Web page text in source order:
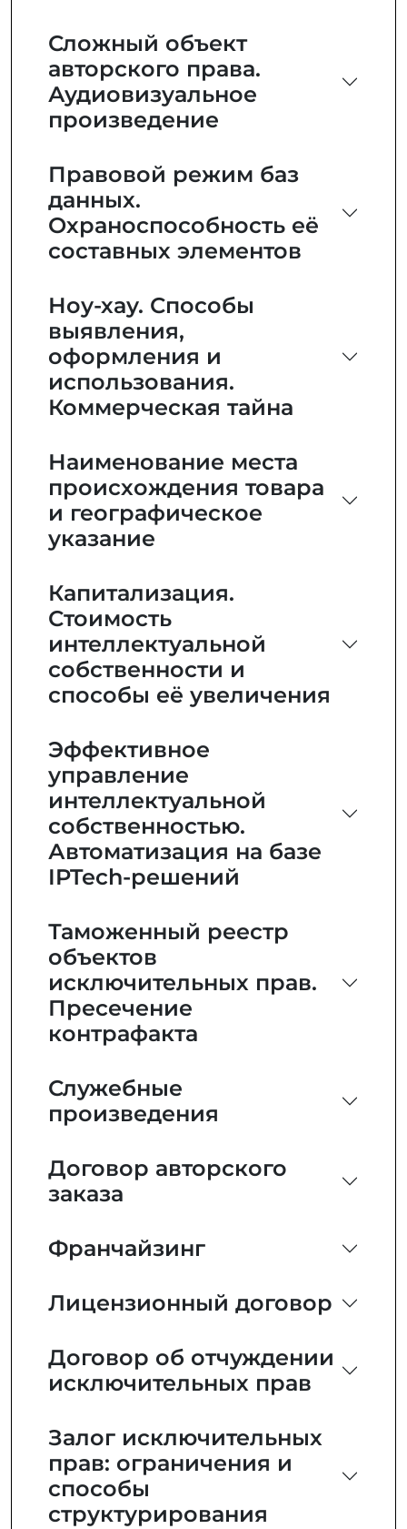
Сложный объект
авторского права.
Аудиовизуальное
произведение
Правовой режим баз
данных.
Охраноспособность её
составных элементов
Ноу-хау. Способы
выявления,
оформления и
использования.
Коммерческая тайна
Наименование места
происхождения товара
и географическое
указание
Капитализация.
Стоимость
интеллектуальной
собственности и
способы её увеличения
Эффективное
управление
интеллектуальной
собственностью.
Автоматизация на базе
IPTech-решений
Таможенный реестр
объектов
исключительных прав.
Пресечение
контрафакта
Служебные
произведения
Договор авторского
заказа
Франчайзинг
Лицензионный договор
Договор об отчуждении
исключительных прав
Залог исключительных
прав: ограничения и
способы
структурирования